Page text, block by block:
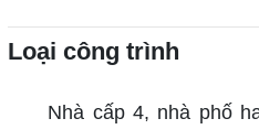
Loại công trình
Nhà cấp 4, nhà phố